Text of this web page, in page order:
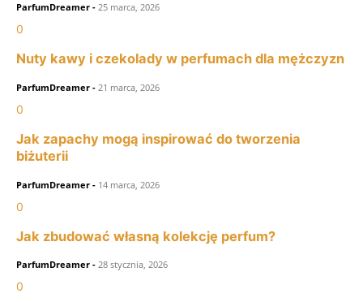
ParfumDreamer - 25 marca, 2026
0
Nuty kawy i czekolady w perfumach dla mężczyzn
ParfumDreamer - 21 marca, 2026
0
Jak zapachy mogą inspirować do tworzenia
biżuterii
ParfumDreamer - 14 marca, 2026
0
Jak zbudować własną kolekcję perfum?
ParfumDreamer - 28 stycznia, 2026
0